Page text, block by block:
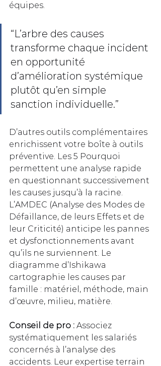
équipes.
“L’arbre des causes
transforme chaque incident
en opportunité
d’amélioration systémique
plutôt qu’en simple
sanction individuelle.”
D’autres outils complémentaires
enrichissent votre boîte à outils
préventive. Les 5 Pourquoi
permettent une analyse rapide
en questionnant successivement
les causes jusqu’à la racine.
L’AMDEC (Analyse des Modes de
Défaillance, de leurs Effets et de
leur Criticité) anticipe les pannes
et dysfonctionnements avant
qu’ils ne surviennent. Le
diagramme d’Ishikawa
cartographie les causes par
famille : matériel, méthode, main
d’œuvre, milieu, matière.
Conseil de pro : Associez
systématiquement les salariés
concernés à l’analyse des
accidents. Leur expertise terrain